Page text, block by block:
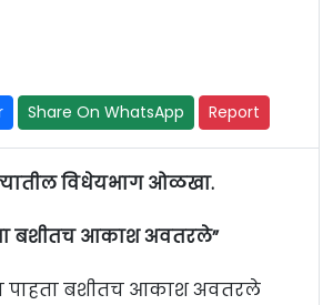
Share On WhatsApp Report
विधेयभाग ओळखा.
बशीतच आकाश अवतरले”
पाहता बशीतच आकाश अवतरले